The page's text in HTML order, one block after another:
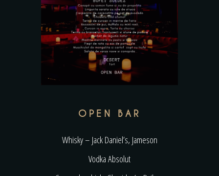
OPEN BAR
Whisky – Jack Daniel’s, Jameson
Vodka Absolut